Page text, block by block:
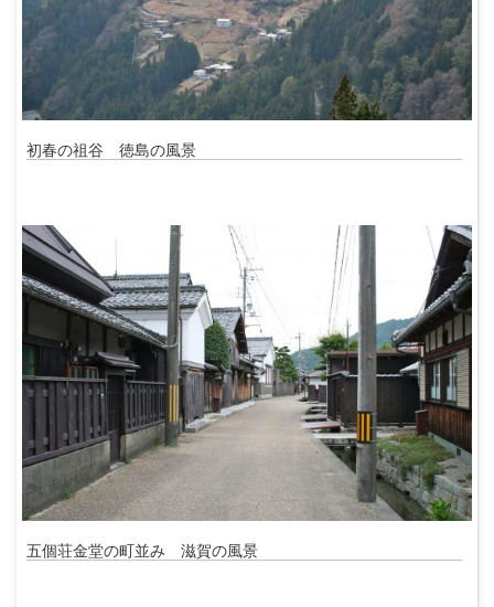
初春の祖谷 徳島の風景
五個荘金堂の町並み 滋賀の風景